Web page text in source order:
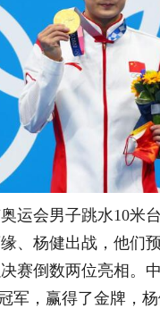
运会男子跳水10米
、杨健出战，他们
赛倒数两位亮相。
军，赢得了金牌，